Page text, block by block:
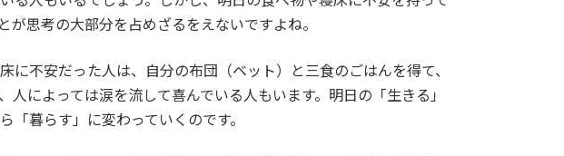
思考の大部分を占めざるをえないですよね。
不安だった人は、自分の布団（ベット）と三食のごはんを得て、
によっては涙を流して喜んでいる人もいます。明日の「生きる」
暮らす」に変わっていくのです。